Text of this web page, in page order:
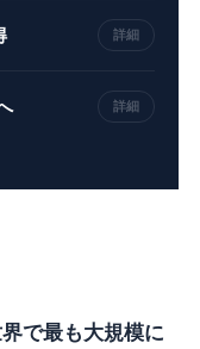
。
三者として評価・
発表。採点データ
さらに強固にし
詳細
し、企業価値は約
ン自身がMetaの詳細
就任。社名もScale
で最も大規模に